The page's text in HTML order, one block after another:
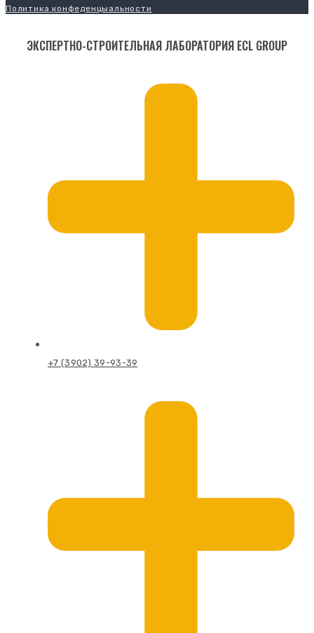
Политика конфеденцыальности
ЭКСПЕРТНО-СТРОИТЕЛЬНАЯ ЛАБОРАТОРИЯ ECL GROUP
+7 (3902) 39-93-39